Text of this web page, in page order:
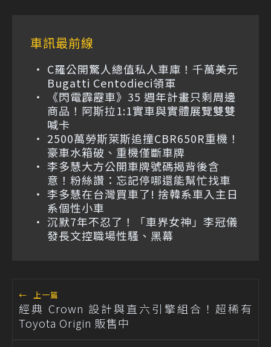
車訊最前線
C羅公開驚人總值私人車庫！千萬美元
Bugatti Centodieci領軍
《閃電霹靂車》35 週年計畫只剩周邊
商品！阿斯拉1:1實車與實體展覽雙雙
喊卡
2500萬勞斯萊斯追撞CBR650R重機！
豪車水箱破、重機僅斷車牌
李多慧大方公開車牌號碼揭背後含
意！粉絲讚：忘記停哪還能幫忙找車
李多慧在台灣買車了! 捨韓系車入主日
系個性小車
沉默7年不忍了！「車界女神」李冠儀
發長文控職場性騷、黑幕
← 上一篇
經典 Crown 設計與直六引擎組合！超稀有
Toyota Origin 販售中